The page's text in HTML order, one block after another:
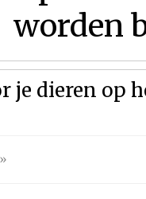
worden
je dieren op
»